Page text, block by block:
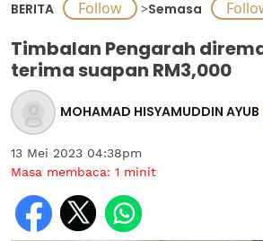
BERITA >Semasa
Timbalan Pengarah
terima suapan RM3,000
MOHAMAD HISYAMUDDIN AYUB
13 Mei 2023 04:38pm
Masa membaca: 1 minit